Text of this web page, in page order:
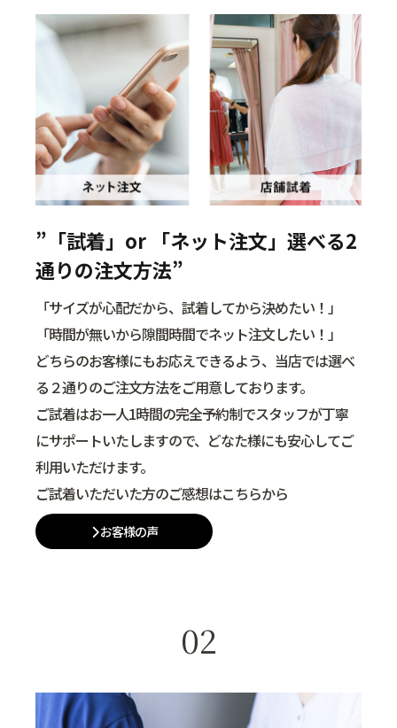
”「試着」or 「ネット注文」選べる2
通りの注文方法”
「サイズが心配だから、試着してから決めたい！」
「時間が無いから隙間時間でネット注文したい！」
どちらのお客様にもお応えできるよう、当店では選べ
る２通りのご注文方法をご用意しております。
ご試着はお一人1時間の完全予約制でスタッフが丁寧
にサポートいたしますので、どなた様にも安心してご
利用いただけます。
ご試着いただいた方のご感想はこちらから
お客様の声
02